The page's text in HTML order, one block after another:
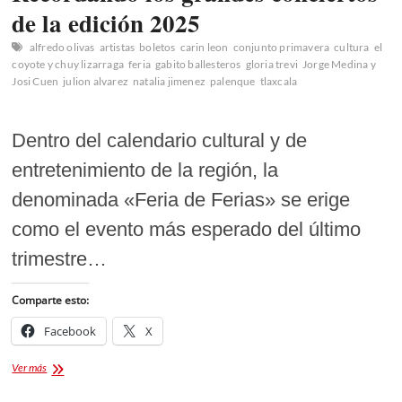
de la edición 2025
alfredo olivas artistas boletos carin leon conjunto primavera cultura el
coyote y chuy lizarraga feria gabito ballesteros gloria trevi Jorge Medina y
Josi Cuen julion alvarez natalia jimenez palenque tlaxcala
Dentro del calendario cultural y de
entretenimiento de la región, la
denominada «Feria de Ferias» se erige
como el evento más esperado del último
trimestre…
Comparte esto:
Facebook X
Ver más¡CARTELERA